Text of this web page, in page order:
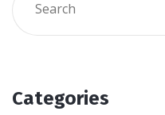
Categories